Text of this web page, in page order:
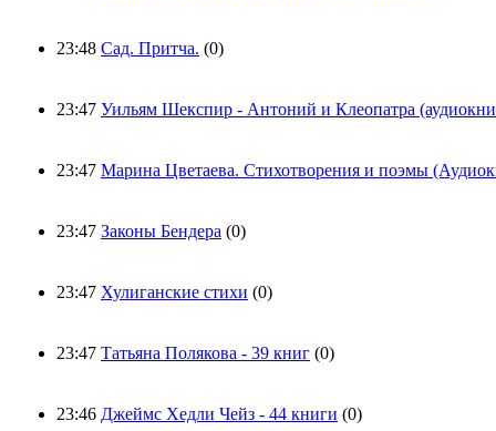
23:48 Сад. Притча. (0)
23:47 Уильям Шекспир - Антоний и Клеопатра
23:47 Марина Цветаева. Стихотворения и поэмы
23:47 Законы Бендера (0)
23:47 Хулиганские стихи (0)
23:47 Татьяна Полякова - 39 книг (0)
23:46 Джеймс Хедли Чейз - 44 книги (0)